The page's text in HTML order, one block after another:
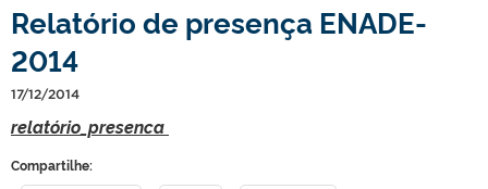
Relatório de presença ENADE-
2014
17/12/2014
relatório_presenca
Compartilhe: